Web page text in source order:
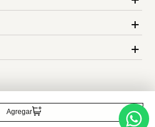
Agregar
en Venezuela para quienes buscan
en un solo lugar.